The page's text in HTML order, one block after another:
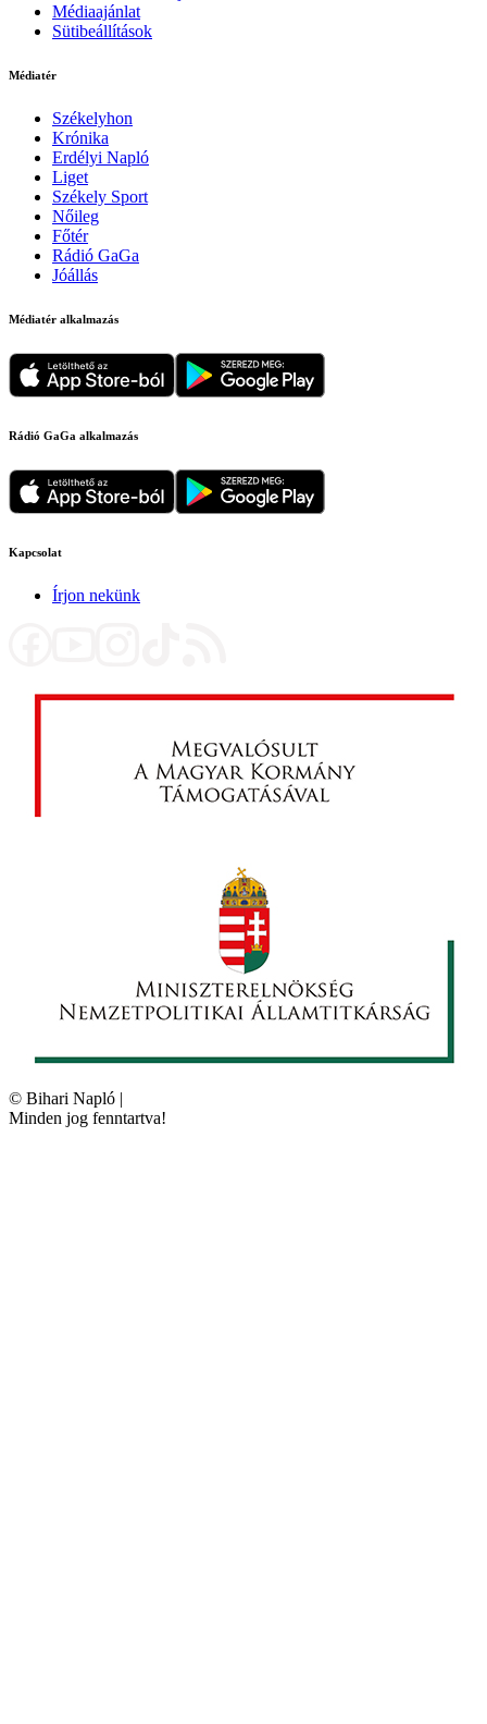
Médiaajánlat
Sütibeállítások
Médiatér
Székelyhon
Krónika
Erdélyi Napló
Liget
Székely Sport
Nőileg
Főtér
Rádió GaGa
Jóállás
Médiatér alkalmazás
Rádió GaGa alkalmazás
Kapcsolat
Írjon nekünk
© Bihari Napló |
Minden jog fenntartva!